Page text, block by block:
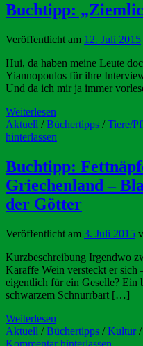
Buchtipp:
Veröffentlicht am 12. Juli 2015
Hui, da haben meine Leute
Yiannopoulos für ihre
Und da ich mir ja immer
Weiterlesen
Aktuell /Büchertipps /Tiere/
hinterlassen
Buchtipp:
Griechenland –
der Götter
Veröffentlicht am 3. Juli 2015
Kurzbeschreibung Irgendwo
Karaffe Wein versteckt er sich
eigentlich für ein Geselle? Ein
schwarzem Schnurrbart […]
Weiterlesen
Aktuell /Büchertipps /Kultur/
Kommentar hinterlassen